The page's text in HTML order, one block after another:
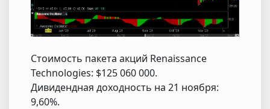
Стоимость пакета акций Renaissance
Technologies: $125 060 000.
Дивидендная доходность на 21 ноября:
9,60%.